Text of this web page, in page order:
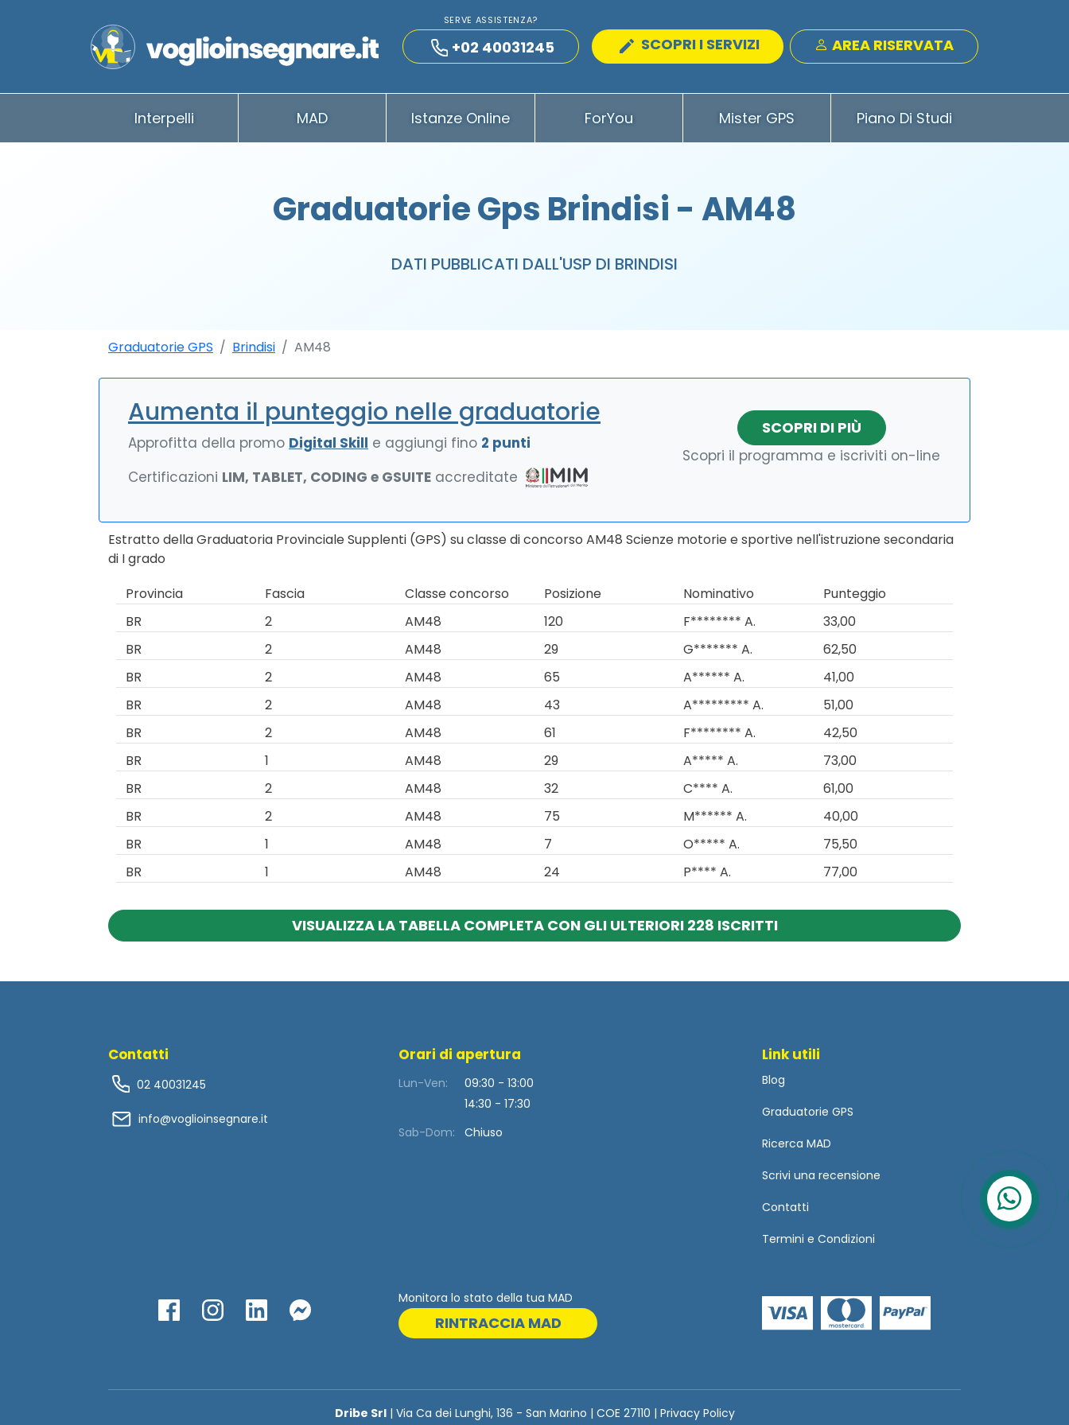
SERVE ASSISTENZA?
+02 40031245 SCOPRI I SERVIZI AREA RISERVATA
Interpelli MAD Istanze Online ForYou Mister GPS Piano Di Studi
Graduatorie Gps Brindisi - AM48
DATI PUBBLICATI DALL'USP DI BRINDISI
Graduatorie GPS Brindisi AM48
Aumenta il punteggio nelle graduatorie
Approfitta della promo Digital Skill e aggiungi fino 2 punti
Certificazioni LIM, TABLET, CODING e GSUITE accreditate
SCOPRI DI PIÙ
Scopri il programma e iscriviti on-line
Estratto della Graduatoria Provinciale Supplenti (GPS) su classe di concorso AM48 Scienze motorie e sportive nell'istruzione secondaria
di I grado
Provincia
Fascia Classe concorso Posizione Nominativo
Punteggio
BR
2 AM48 120 F******** A.
33,00
BR
2 AM48 29 G******* A.
62,50
BR
2 AM48 65 A****** A.
41,00
BR
2 AM48 43 A********* A.
51,00
BR
2 AM48 61 F******** A.
42,50
BR
1 AM48 29 A***** A.
73,00
BR
2 AM48 32 C**** A.
61,00
BR
2 AM48 75 M****** A.
40,00
BR
1 AM48 7 O***** A.
75,50
BR
1 AM48 24 P**** A. 77,00
VISUALIZZA LA TABELLA COMPLETA CON GLI ULTERIORI 228 ISCRITTI
Contatti
02 40031245
info@voglioinsegnare.it
Orari di apertura
Lun-Ven:
09:30 - 13:00
14:30 - 17:30
Sab-Dom:
Chiuso
Link utili
Blog
Graduatorie GPS
Ricerca MAD
Scrivi una recensione
Contatti
Termini e Condizioni
Monitora lo stato della tua MAD
RINTRACCIA MAD
Dribe Srl| Via Ca dei Lunghi, 136 - San Marino | COE 27110 | Privacy Policy